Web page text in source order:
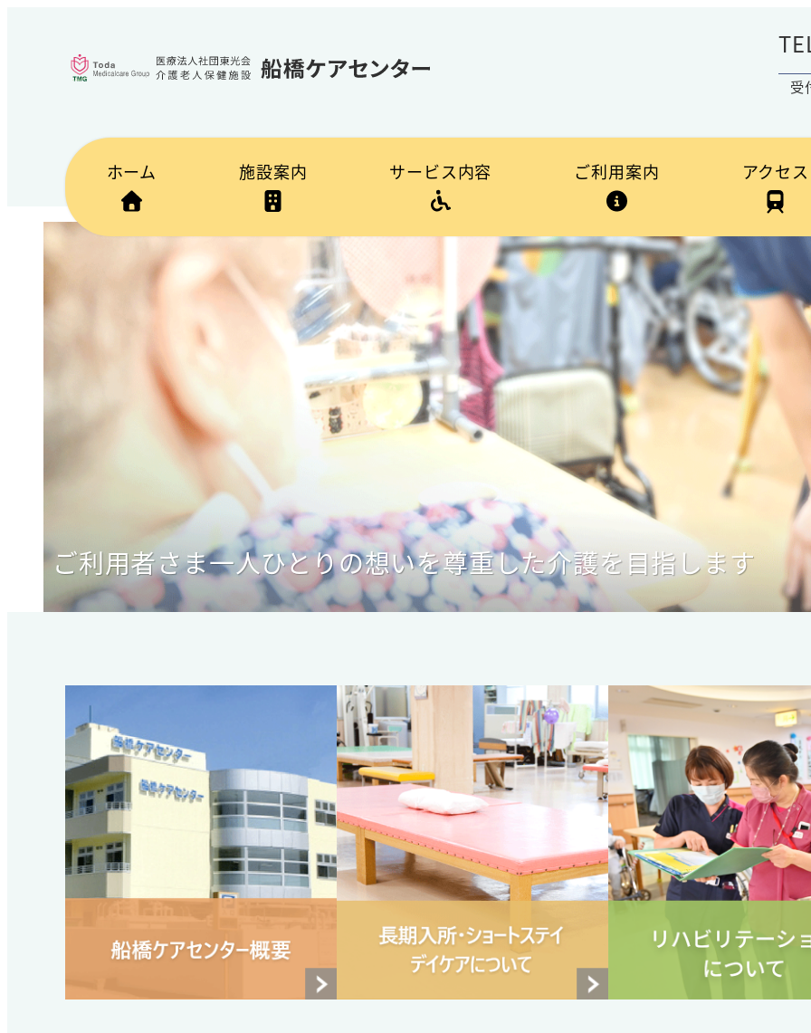
受
ホーム 施設案内 サービス内容 ご利用案内 アクセス
ご利用者さま一人ひとりの想いを尊重した介護を目指します